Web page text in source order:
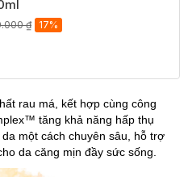
₫ 17%
rau má, kết hợp cùng công
tăng khả năng hấp thụ
một cách chuyên sâu, hỗ trợ
da căng mịn đầy sức sống.